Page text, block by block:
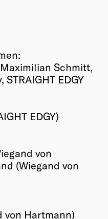
Schmitt,
EDGY
EDGY)
von
(Wiegand von
von Hartmann)